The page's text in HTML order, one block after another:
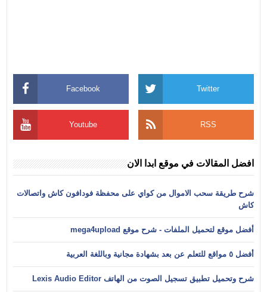
Facebook Twitter
Youtube RSS
افضل المقالات في موقع ابدا الان
شرح طريقة سحب الاموال من كواي على محفظة فودافون كاش واتصالات
كاش
أفضل موقع لتحميل الملفات - شرح موقع mega4upload
أفضل ٥ مواقع للتعلم عن بعد بشهادة مجانية وباللغة العربية
شرح وتحميل تطبيق تسجيل الصوت من الهاتف Lexis Audio Editor